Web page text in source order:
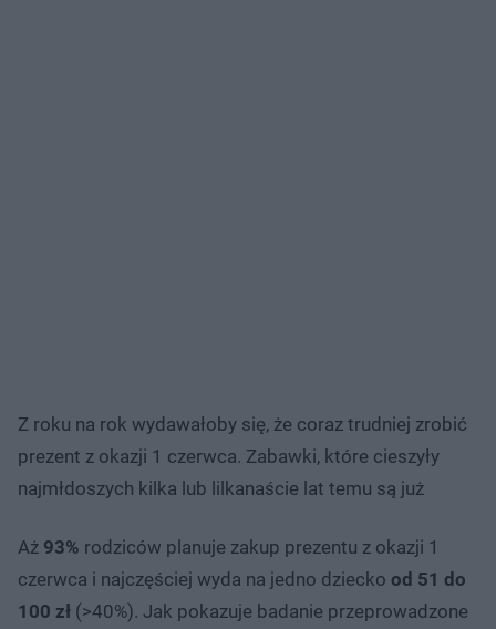
Z roku na rok wydawałoby się, że coraz trudniej zrobić
prezent z okazji 1 czerwca. Zabawki, które cieszyły
najmłdoszych kilka lub lilkanaście lat temu są już
Aż 93% rodziców planuje zakup prezentu z okazji 1
czerwca i najczęściej wyda na jedno dziecko od 51 do
100 zł (>40%). Jak pokazuje badanie przeprowadzone